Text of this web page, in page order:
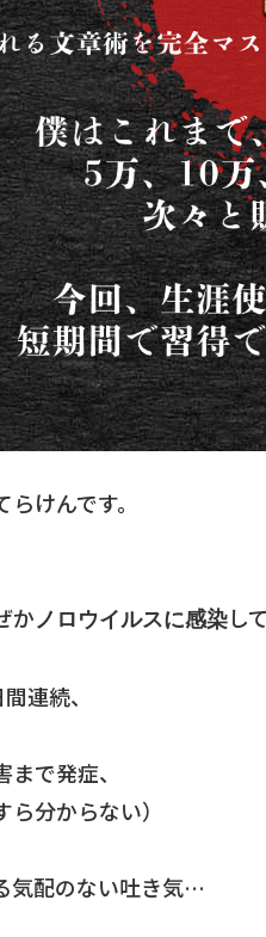
けんです。
かノロウイルスに感染 し
連続、
で発症、
ら分からない）
気配のない吐き気…